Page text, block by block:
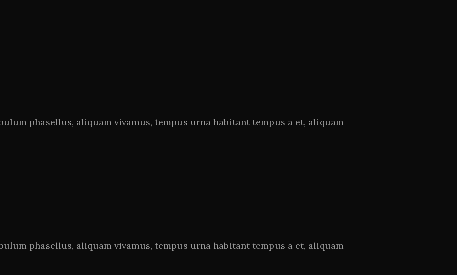
phasellus, aliquam vivamus, tempus urna habitant tempus a et, aliquam
phasellus, aliquam vivamus, tempus urna habitant tempus a et, aliquam